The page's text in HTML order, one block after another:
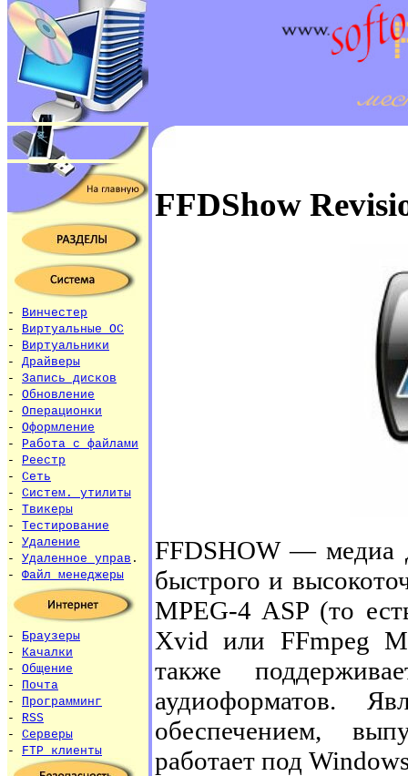
- Винчестер
- Виртуальные ОС
- Виртуальники
- Драйверы
- Запись дисков
- Обновление
- Операционки
- Оформление
- Работа с файлами
- Реестр
- Сеть
- Систем. утилиты
- Твикеры
- Тестирование
- Удаление
- Удаленное управ .
- Файл менеджеры
- Браузеры
- Качалки
- Общение
- Почта
- Программинг
- RSS
- Серверы
- FTP клиенты
FFDShow
FFDSHOW — медиа
быстрого и
MPEG-4 ASP (то
Xvid или FFmpeg
также
аудиоформатов.
обеспечением,
работает под